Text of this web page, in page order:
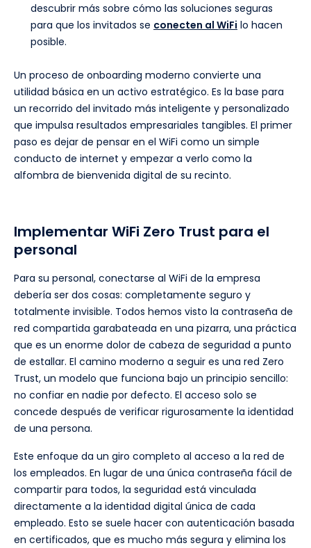
descubrir más sobre cómo las soluciones seguras
para que los invitados se conecten al WiFi lo hacen
posible.
Un proceso de onboarding moderno convierte una
utilidad básica en un activo estratégico. Es la base para
un recorrido del invitado más inteligente y personalizado
que impulsa resultados empresariales tangibles. El primer
paso es dejar de pensar en el WiFi como un simple
conducto de internet y empezar a verlo como la
alfombra de bienvenida digital de su recinto.
Implementar WiFi Zero Trust para el
personal
Para su personal, conectarse al WiFi de la empresa
debería ser dos cosas: completamente seguro y
totalmente invisible. Todos hemos visto la contraseña de
red compartida garabateada en una pizarra, una práctica
que es un enorme dolor de cabeza de seguridad a punto
de estallar. El camino moderno a seguir es una red Zero
Trust, un modelo que funciona bajo un principio sencillo:
no confiar en nadie por defecto. El acceso solo se
concede después de verificar rigurosamente la identidad
de una persona.
Este enfoque da un giro completo al acceso a la red de
los empleados. En lugar de una única contraseña fácil de
compartir para todos, la seguridad está vinculada
directamente a la identidad digital única de cada
empleado. Esto se suele hacer con autenticación basada
en certificados, que es mucho más segura y elimina los